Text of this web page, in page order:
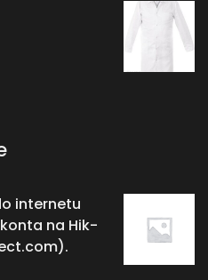
internetu
konta na Hik-